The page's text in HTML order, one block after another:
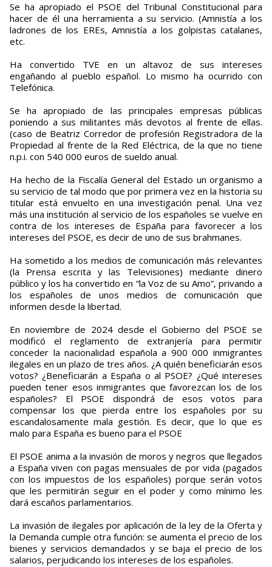
Se ha apropiado el PSOE del Tribunal Constitucional para
hacer de él una herramienta a su servicio. (Amnistía a los
ladrones de los EREs, Amnistía a los golpistas catalanes,
etc.
Ha convertido TVE en un altavoz de sus intereses
engañando al pueblo español. Lo mismo ha ocurrido con
Telefónica.
Se ha apropiado de las principales empresas públicas
poniendo a sus militantes más devotos al frente de ellas.
(caso de Beatriz Corredor de profesión Registradora de la
Propiedad al frente de la Red Eléctrica, de la que no tiene
n.p.i. con 540 000 euros de sueldo anual.
Ha hecho de la Fiscalía General del Estado un organismo a
su servicio de tal modo que por primera vez en la historia su
titular está envuelto en una investigación penal. Una vez
más una institución al servicio de los españoles se vuelve en
contra de los intereses de España para favorecer a los
intereses del PSOE, es decir de uno de sus brahmanes.
Ha sometido a los medios de comunicación más relevantes
(la Prensa escrita y las Televisiones) mediante dinero
público y los ha convertido en “la Voz de su Amo”, privando a
los españoles de unos medios de comunicación que
informen desde la libertad.
En noviembre de 2024 desde el Gobierno del PSOE se
modificó el reglamento de extranjería para permitir
conceder la nacionalidad española a 900 000 inmigrantes
ilegales en un plazo de tres años. ¿A quién beneficiarán esos
votos? ¿Beneficiarán a España o al PSOE? ¿Qué intereses
pueden tener esos inmigrantes que favorezcan los de los
españoles? El PSOE dispondrá de esos votos para
compensar los que pierda entre los españoles por su
escandalosamente mala gestión. Es decir, que lo que es
malo para España es bueno para el PSOE
El PSOE anima a la invasión de moros y negros que llegados
a España viven con pagas mensuales de por vida (pagados
con los impuestos de los españoles) porque serán votos
que les permitirán seguir en el poder y como mínimo les
dará escaños parlamentarios.
La invasión de ilegales por aplicación de la ley de la Oferta y
la Demanda cumple otra función: se aumenta el precio de los
bienes y servicios demandados y se baja el precio de los
salarios, perjudicando los intereses de los españoles.